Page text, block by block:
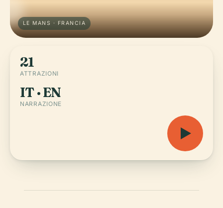
LE MANS · FRANCIA
21
ATTRAZIONI
IT · EN
NARRAZIONE